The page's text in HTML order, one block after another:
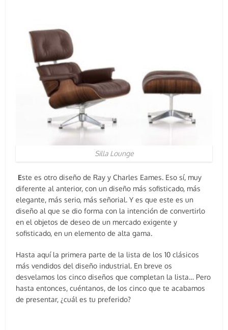
Silla Lounge
Este es otro diseño de Ray y Charles Eames. Eso sí, muy
diferente al anterior, con un diseño más sofisticado, más
elegante, más serio, más señorial. Y es que este es un
diseño al que se dio forma con la intención de convertirlo
en el objetos de deseo de un mercado exigente y
sofisticado, en un elemento de alta gama.
Hasta aquí la primera parte de la lista de los 10 clásicos
más vendidos del diseño industrial. En breve os
desvelamos los cinco diseños que completan la lista… Pero
hasta entonces, cuéntanos, de los cinco que te acabamos
de presentar, ¿cuál es tu preferido?